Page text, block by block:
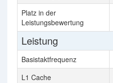
Platz in der
Leistungsbewertung
Leistung
Basistaktfrequenz
L1 Cache